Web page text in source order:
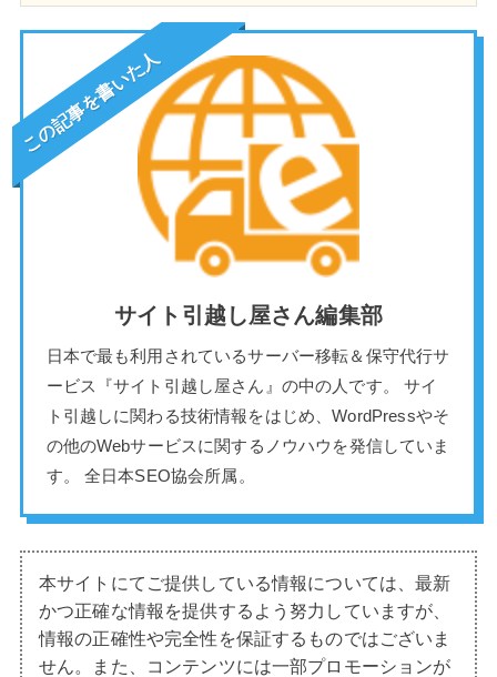
この記事を書いた人
サイト引越し屋さん編集部
日本で最も利用されているサーバー移転＆保守代行サ
ービス『サイト引越し屋さん』の中の人です。 サイ
ト引越しに関わる技術情報をはじめ、WordPressやそ
の他のWebサービスに関するノウハウを発信していま
す。 全日本SEO協会所属。
本サイトにてご提供している情報については、最新
かつ正確な情報を提供するよう努力していますが、
情報の正確性や完全性を保証するものではございま
せん。また、コンテンツには一部プロモーションが